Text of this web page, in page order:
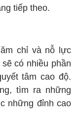
tiếp theo.
chỉ và nỗ lực
có nhiều phần
tâm cao độ.
tìm ra những
những đỉnh cao